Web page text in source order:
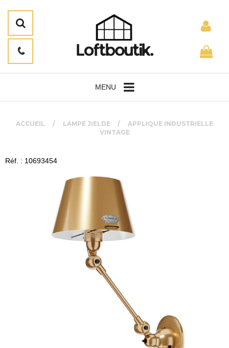
MENU
ACCUEIL LAMPE JIELDE
APPLIQUE INDUSTRIELLE
VINTAGE
Réf. : 10693454